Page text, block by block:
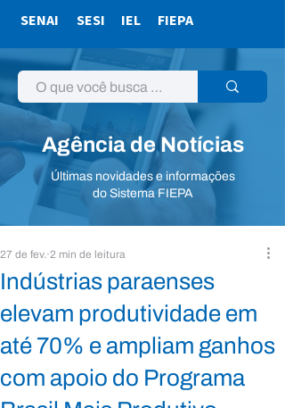
SENAI SESI IEL FIEPA
Agência de Notícias
Últimas novidades e informações
do Sistema FIEPA
Indústrias paraenses
elevam produtividade em
até 70% e ampliam ganhos
com apoio do Programa
27 de fev. 2 min de leitura